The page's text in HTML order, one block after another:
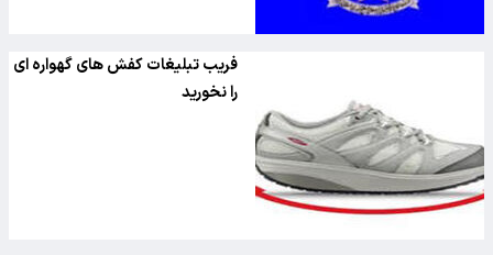
فریب تبلیغات کفش های گهواره ای
را نخورید